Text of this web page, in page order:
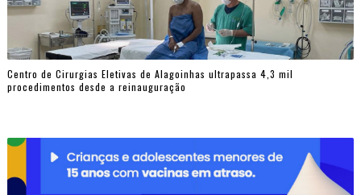
Centro de Cirurgias Eletivas de Alagoinhas ultrapassa 4,3 mil
procedimentos desde a reinauguração